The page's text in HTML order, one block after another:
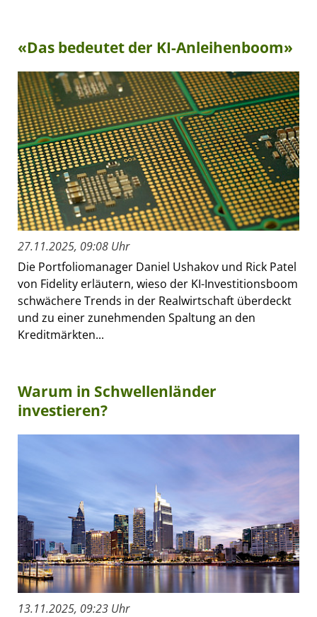
«Das bedeutet der KI-Anleihenboom»
27.11.2025, 09:08 Uhr
Die Portfoliomanager Daniel Ushakov und Rick Patel
von Fidelity erläutern, wieso der KI-Investitionsboom
schwächere Trends in der Realwirtschaft überdeckt
und zu einer zunehmenden Spaltung an den
Kreditmärkten...
Warum in Schwellenländer
investieren?
13.11.2025, 09:23 Uhr